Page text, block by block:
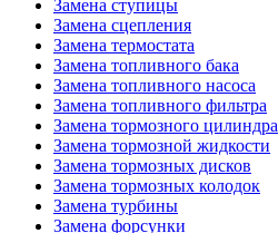
Замена ступицы
Замена сцепления
Замена термостата
Замена топливного бака
Замена топливного насоса
Замена топливного фильтра
Замена тормозного цилиндра
Замена тормозной жидкости
Замена тормозных дисков
Замена тормозных колодок
Замена турбины
Замена форсунки